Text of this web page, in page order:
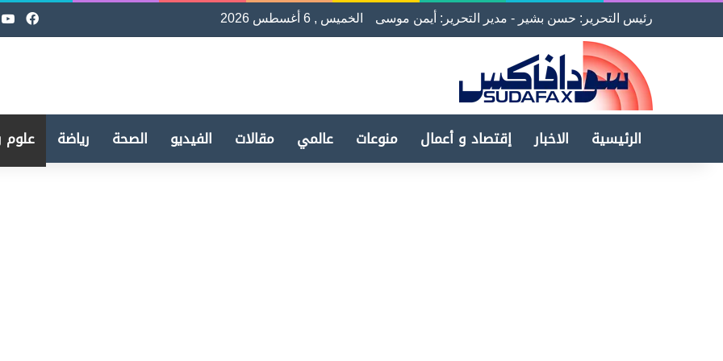
رئيس التحرير: حسن بشير - مدير التحرير: أيمن موسى الخميس , 6 أغسطس 2026
الرئيسية الاخبار إقتصاد و أعمال منوعات عالمي مقالات الفيديو الصحة رياضة علوم